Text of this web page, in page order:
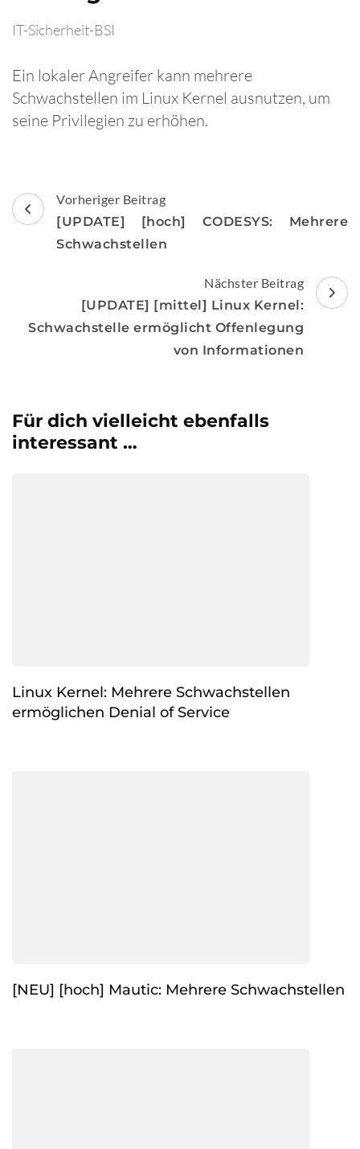
IT-Sicherheit-BSI
Ein lokaler Angreifer kann mehrere
Schwachstellen im Linux Kernel ausnutzen, um
seine Privilegien zu erhöhen.
Beitragsnavigation
Vorheriger Beitrag
[UPDATE] [hoch] CODESYS: Mehrere
Schwachstellen
Nächster Beitrag
[UPDATE] [mittel] Linux Kernel:
Schwachstelle ermöglicht Offenlegung
von Informationen
Für dich vielleicht ebenfalls
interessant …
Linux Kernel: Mehrere Schwachstellen
ermöglichen Denial of Service
[NEU] [hoch] Mautic: Mehrere Schwachstellen